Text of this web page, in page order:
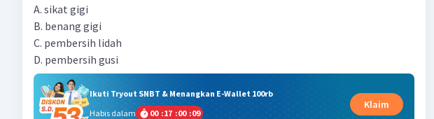
A. sikat gigi
B. benang gigi
C. pembersih lidah
D. pembersih gusi
Ikuti Tryout SNBT & Menangkan E-Wallet 100rb
Habis dalam
00 :17 :00 :08
Klaim